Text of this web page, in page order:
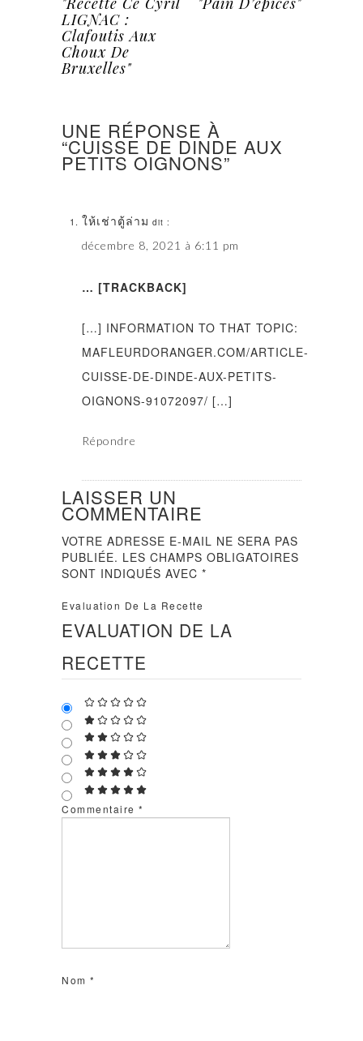
LIGNAC :
Clafoutis Aux
Choux De
Bruxelles"
UNE RÉPONSE À
“CUISSE DE DINDE AUX
PETITS OIGNONS”
ให้เช่าตู้ล่าม dit :
décembre 8, 2021 à 6:11 pm
… [TRACKBACK]
[…] INFORMATION TO THAT TOPIC:
MAFLEURDORANGER.COM/ARTICLE-
CUISSE-DE-DINDE-AUX-PETITS-
OIGNONS-91072097/ […]
Répondre
LAISSER UN
COMMENTAIRE
VOTRE ADRESSE E-MAIL NE SERA PAS
PUBLIÉE. LES CHAMPS OBLIGATOIRES
SONT INDIQUÉS AVEC*
Evaluation De La Recette
EVALUATION DE LA
RECETTE
Commentaire*
Nom*